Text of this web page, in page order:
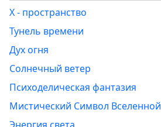
Х - пространство
Тунель времени
Дух огня
Солнечный ветер
Психоделическая фантазия
Мистический Символ Вселенной